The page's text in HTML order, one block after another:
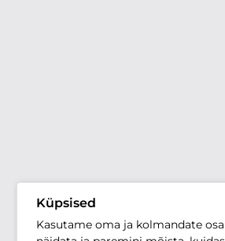
Küpsised
Kasutame oma ja kolmandate